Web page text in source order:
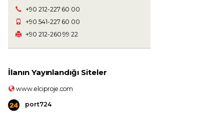
+90 212-227 60 00
+90 541-227 60 00
+90 212-260 99 22
İlanın Yayınlandığı Siteler
www.elciproje.com
port724